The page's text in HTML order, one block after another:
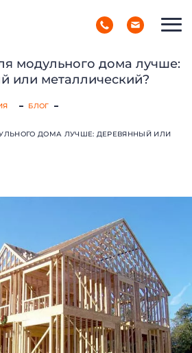
РУС
УКР
модульного дома лучше:
или металлический?
БЛОГ
ДОМА ЛУЧШЕ: ДЕРЕВЯННЫЙ ИЛИ